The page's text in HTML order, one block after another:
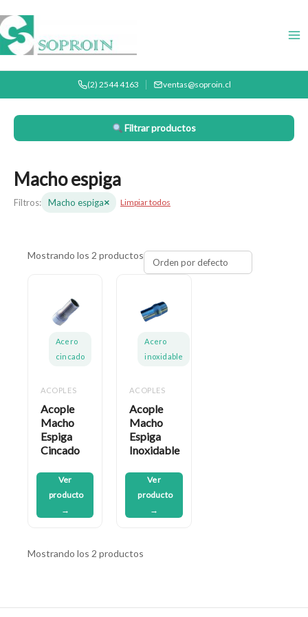
al
contenido
(2) 2544 4163 ventas@soproin.cl
Filtrar productos
Macho espiga
Filtros: Macho espiga× Limpiar todos
Mostrando los 2 productos
Acero
cincado
ACOPLES
Acople
Macho
Espiga
Cincado
Ver
producto
→
Acero
inoxidable
ACOPLES
Acople
Macho
Espiga
Inoxidable
Ver
producto
→
Mostrando los 2 productos